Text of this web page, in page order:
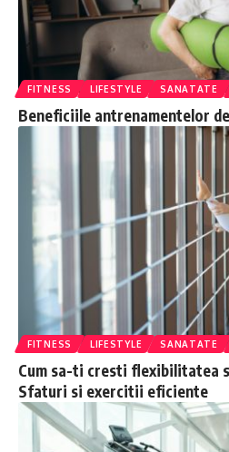
FITNESS LIFESTYLE SANATATE
Beneficiile antrenamentelor
FITNESS LIFESTYLE SANATATE
Cum sa-ti cresti flexibilitatea
Sfaturi si exercitii eficiente